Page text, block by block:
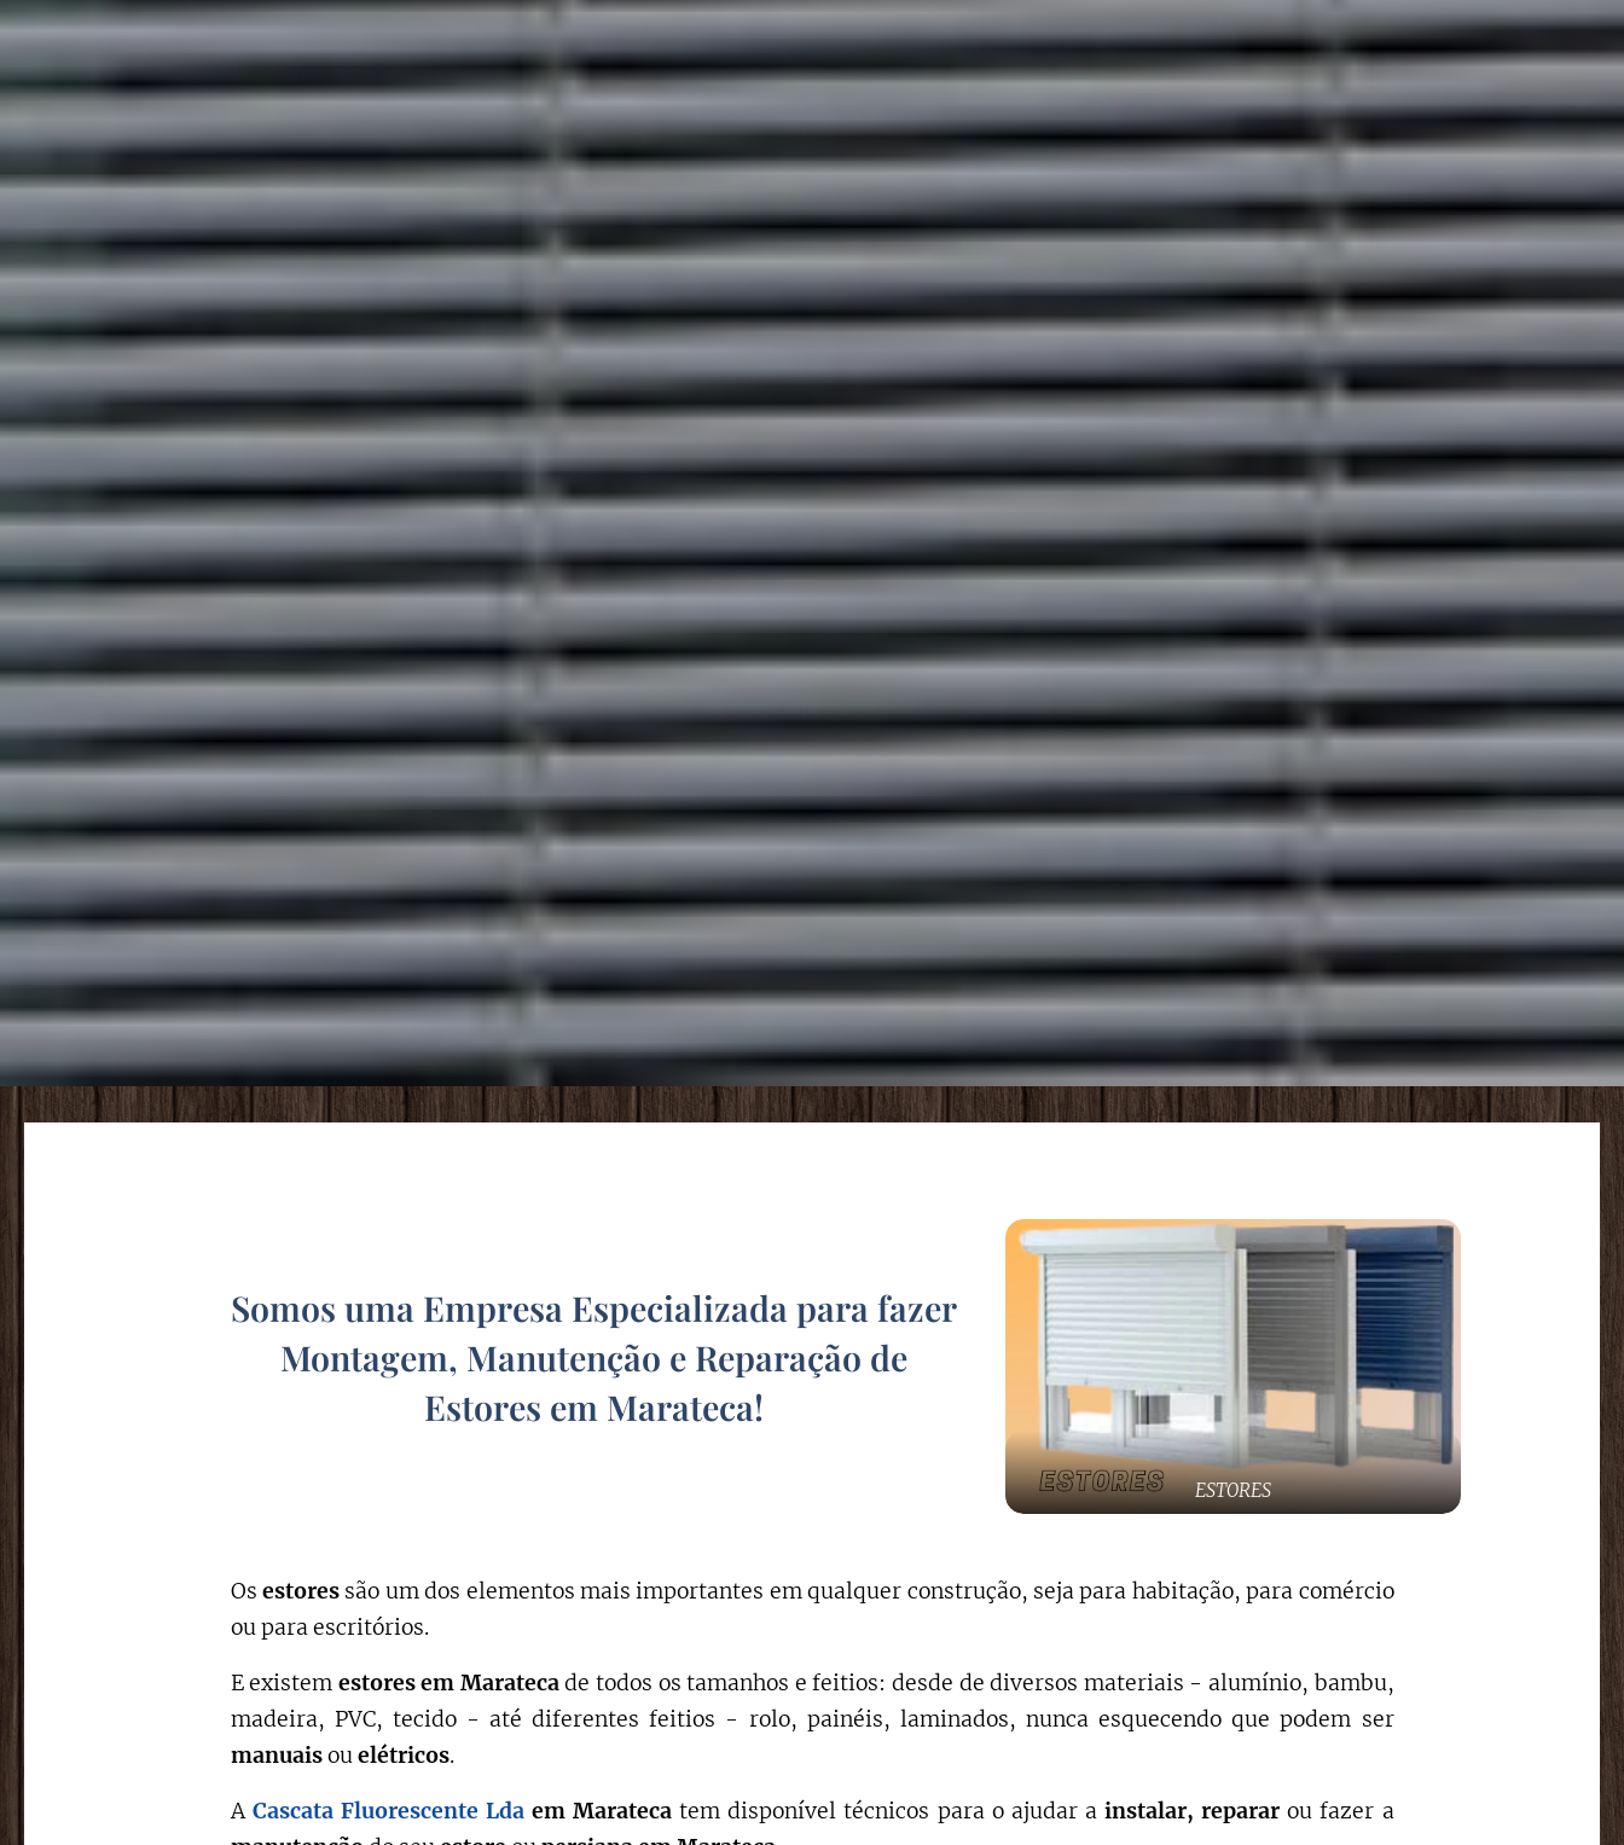
ESTORES
Somos uma Empresa Especializada para fazer
Montagem, Manutenção e Reparação de
Estores em Marateca!
Os estoressão um dos elementos mais importantes em qualquer construção, seja para habitação, para comércio
ou para escritórios.
E existem estores em Maratecade todos os tamanhos e feitios: desde de diversos materiais - alumínio, bambu,
madeira, PVC, tecido - até diferentes feitios - rolo, painéis, laminados, nunca esquecendo que podem ser
manuaisouelétricos.
A Cascata Fluorescente LdaemMaratecatem disponível técnicos para o ajudar ainstalar, reparar ou fazer a